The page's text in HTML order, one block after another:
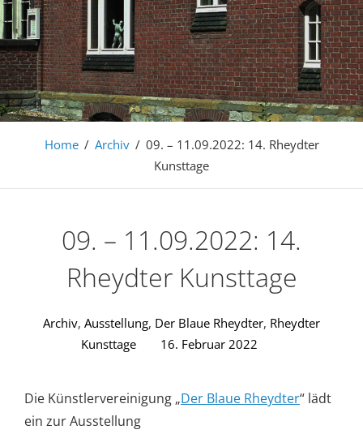
Home / Archiv / 09. – 11.09.2022: 14. Rheydter
Kunsttage
09. – 11.09.2022: 14.
Rheydter Kunsttage
Archiv, Ausstellung, Der Blaue Rheydter, Rheydter
Kunsttage
16. Februar 2022
Die Künstlervereinigung „Der Blaue Rheydter“ lädt
ein zur Ausstellung